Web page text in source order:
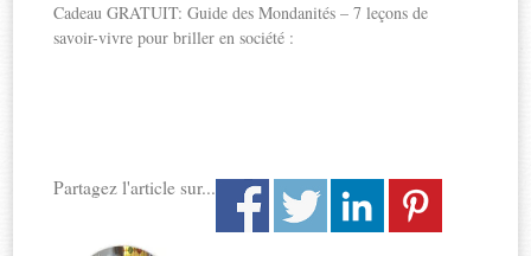
Cadeau GRATUIT: Guide des Mondanités – 7 leçons de
savoir-vivre pour briller en société :
Partagez l'article sur...